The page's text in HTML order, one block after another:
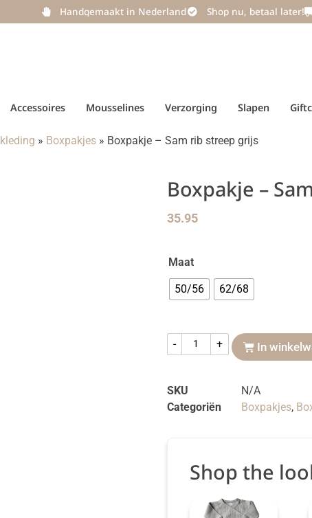
Handgemaakt in Nederland Shop nu, betaal later!
Accessoires Mousselines Verzorging Slapen
kleding » Boxpakjes » Boxpakje – Sam rib streep grijs
Boxpakje –
35.95
Maat
50/56 62/68
- + In
SKU
N/A
Categoriën
Boxpakjes,
Shop the